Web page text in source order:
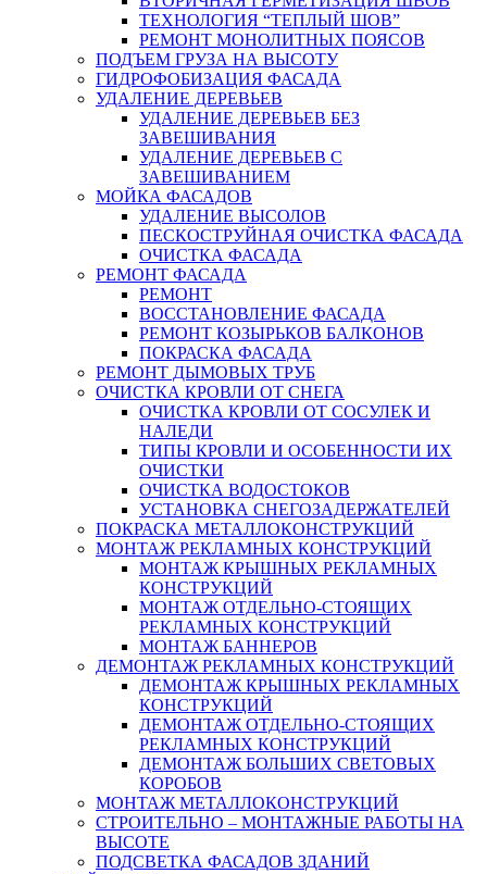
ТЕХНОЛОГИЯ “ТЕПЛЫЙ ШОВ”
РЕМОНТ МОНОЛИТНЫХ ПОЯСОВ
ПОДЪЕМ ГРУЗА НА ВЫСОТУ
ГИДРОФОБИЗАЦИЯ ФАСАДА
УДАЛЕНИЕ ДЕРЕВЬЕВ
УДАЛЕНИЕ ДЕРЕВЬЕВ БЕЗ
ЗАВЕШИВАНИЯ
УДАЛЕНИЕ ДЕРЕВЬЕВ С
ЗАВЕШИВАНИЕМ
МОЙКА ФАСАДОВ
УДАЛЕНИЕ ВЫСОЛОВ
ПЕСКОСТРУЙНАЯ ОЧИСТКА ФАСАДА
ОЧИСТКА ФАСАДА
РЕМОНТ ФАСАДА
РЕМОНТ
ВОССТАНОВЛЕНИЕ ФАСАДА
РЕМОНТ КОЗЫРЬКОВ БАЛКОНОВ
ПОКРАСКА ФАСАДА
РЕМОНТ ДЫМОВЫХ ТРУБ
ОЧИСТКА КРОВЛИ ОТ СНЕГА
ОЧИСТКА КРОВЛИ ОТ СОСУЛЕК И
НАЛЕДИ
ТИПЫ КРОВЛИ И ОСОБЕННОСТИ ИХ
ОЧИСТКИ
ОЧИСТКА ВОДОСТОКОВ
УСТАНОВКА СНЕГОЗАДЕРЖАТЕЛЕЙ
ПОКРАСКА МЕТАЛЛОКОНСТРУКЦИЙ
МОНТАЖ РЕКЛАМНЫХ КОНСТРУКЦИЙ
МОНТАЖ КРЫШНЫХ РЕКЛАМНЫХ
КОНСТРУКЦИЙ
МОНТАЖ ОТДЕЛЬНО-СТОЯЩИХ
РЕКЛАМНЫХ КОНСТРУКЦИЙ
МОНТАЖ БАННЕРОВ
ДЕМОНТАЖ РЕКЛАМНЫХ КОНСТРУКЦИЙ
ДЕМОНТАЖ КРЫШНЫХ РЕКЛАМНЫХ
КОНСТРУКЦИЙ
ДЕМОНТАЖ ОТДЕЛЬНО-СТОЯЩИХ
РЕКЛАМНЫХ КОНСТРУКЦИЙ
ДЕМОНТАЖ БОЛЬШИХ СВЕТОВЫХ
КОРОБОВ
МОНТАЖ МЕТАЛЛОКОНСТРУКЦИЙ
СТРОИТЕЛЬНО – МОНТАЖНЫЕ РАБОТЫ НА
ВЫСОТЕ
ПОДСВЕТКА ФАСАДОВ ЗДАНИЙ